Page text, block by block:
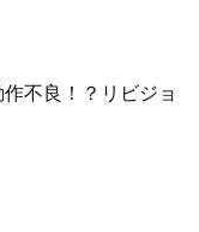
不良！？リビジョ